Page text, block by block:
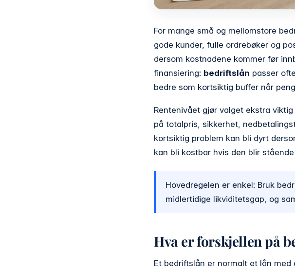
For mange små og mellomstore
gode kunder, fulle ordrebøker og
dersom kostnadene kommer før
finansiering: bedriftslån passer
bedre som kortsiktig buffer når
Rentenivået gjør valget ekstra
på totalpris, sikkerhet,
kortsiktig problem kan bli dyrt
kan bli kostbar hvis den blir
Hovedregelen er enkel: Bruk
midlertidige likviditetsgap, og
Hva er forskjellen på
Et bedriftslån er normalt et lån